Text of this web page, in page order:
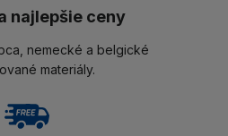
najlepšie ceny
nemecké a belgické
materiály.